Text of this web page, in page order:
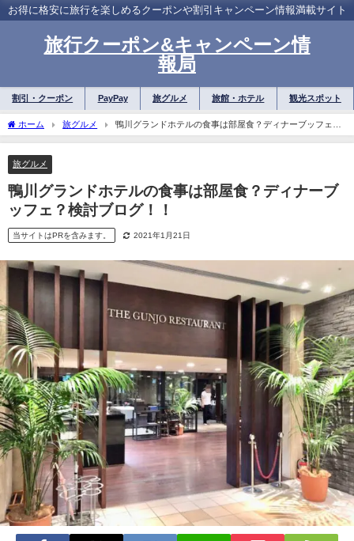
お得に格安に旅行を楽しめるクーポンや割引キャンペーン情報満載サイト
旅行クーポン&キャンペーン情
報局
割引・クーポン PayPay 旅グルメ 旅館・ホテル 観光スポット
ホーム 旅グルメ
鴨川グランドホテルの食事は部屋食？ディナーブッフェ？
検討ブログ！！
旅グルメ
鴨川グランドホテルの食事は部屋食？ディナーブ
ッフェ？検討ブログ！！
当サイトはPRを含みます。 2021年1月21日